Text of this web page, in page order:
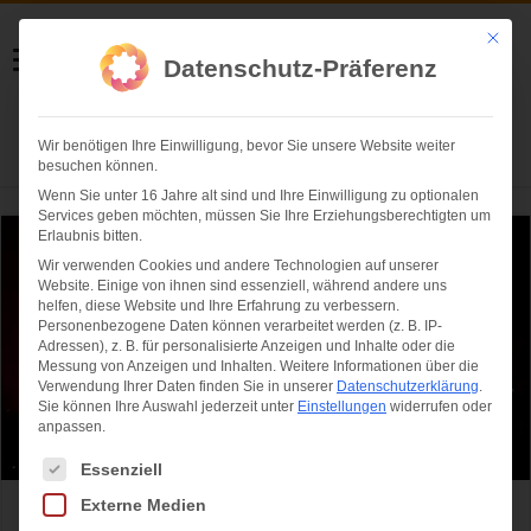
Helmut Swoboda
Fotografie
Herzlich willkommen
Chillige Atmosphäre und 25.000 Besucher
Mit
Datenschutz-Präferenz
Wir benötigen Ihre Einwilligung, bevor Sie unsere Website weiter
besuchen können.
Wenn Sie unter 16 Jahre alt sind und Ihre Einwilligung zu optionalen
Services geben möchten, müssen Sie Ihre Erziehungsberechtigten um
Erlaubnis bitten.
Wir verwenden Cookies und andere Technologien auf unserer
Website. Einige von ihnen sind essenziell, während andere uns
helfen, diese Website und Ihre Erfahrung zu verbessern.
Personenbezogene Daten können verarbeitet werden (z. B. IP-
Adressen), z. B. für personalisierte Anzeigen und Inhalte oder die
Messung von Anzeigen und Inhalten. Weitere Informationen über die
Verwendung Ihrer Daten finden Sie in unserer Datenschutzerklärung.
Sie können Ihre Auswahl jederzeit unter Einstellungen widerrufen oder
anpassen.
Es folgt eine Liste der Service-Gruppen, für die eine Einwilligung
Essenziell
Externe Medien